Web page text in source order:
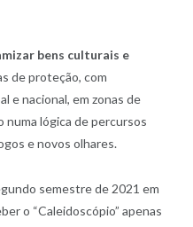
bens culturais e
de proteção, com
e nacional, em zonas de
numa lógica de percursos
e novos olhares.
semestre de 2021 em
o “Caleidoscópio” apenas